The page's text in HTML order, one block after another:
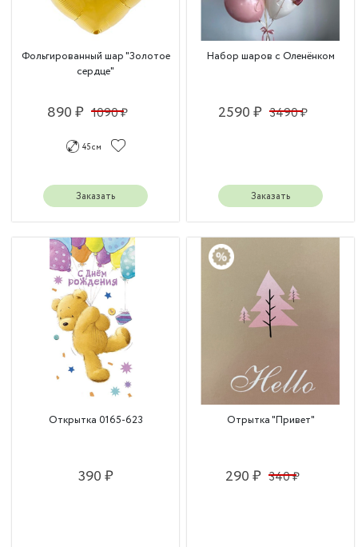
Фольгированный шар "Золотое
сердце"
890 ₽ 1090 ₽
45 см
Заказать
Набор шаров с Оленёнком
2590 ₽ 3490 ₽
Заказать
Открытка 0165-623
390 ₽
Отрытка "Привет"
290 ₽ 340 ₽